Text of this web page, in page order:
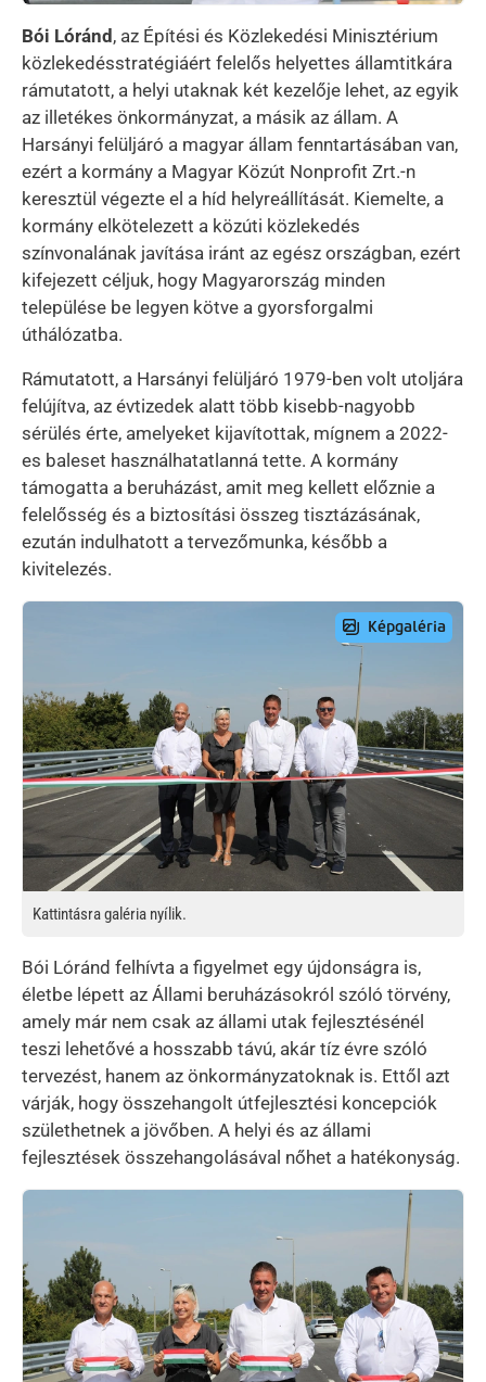
Bói Lóránd , az Építési és Közlekedési Minisztérium
közlekedésstratégiáért felelős helyettes államtitkára
rámutatott, a helyi utaknak két kezelője lehet, az egyik
az illetékes önkormányzat, a másik az állam. A
Harsányi felüljáró a magyar állam fenntartásában van,
ezért a kormány a Magyar Közút Nonprofit Zrt.-n
keresztül végezte el a híd helyreállítását. Kiemelte, a
kormány elkötelezett a közúti közlekedés
színvonalának javítása iránt az egész országban, ezért
kifejezett céljuk, hogy Magyarország minden
települése be legyen kötve a gyorsforgalmi
úthálózatba.
Rámutatott, a Harsányi felüljáró 1979-ben volt utoljára
felújítva, az évtizedek alatt több kisebb-nagyobb
sérülés érte, amelyeket kijavítottak, mígnem a 2022-
es baleset használhatatlanná tette. A kormány
támogatta a beruházást, amit meg kellett előznie a
felelősség és a biztosítási összeg tisztázásának,
ezután indulhatott a tervezőmunka, később a
kivitelezés.
Preview Image
Kattintásra galéria nyílik.
Bói Lóránd felhívta a figyelmet egy újdonságra is,
életbe lépett az Állami beruházásokról szóló törvény,
amely már nem csak az állami utak fejlesztésénél
teszi lehetővé a hosszabb távú, akár tíz évre szóló
tervezést, hanem az önkormányzatoknak is. Ettől azt
várják, hogy összehangolt útfejlesztési koncepciók
születhetnek a jövőben. A helyi és az állami
fejlesztések összehangolásával nőhet a hatékonyság.
Kép